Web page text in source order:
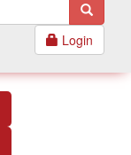
Login